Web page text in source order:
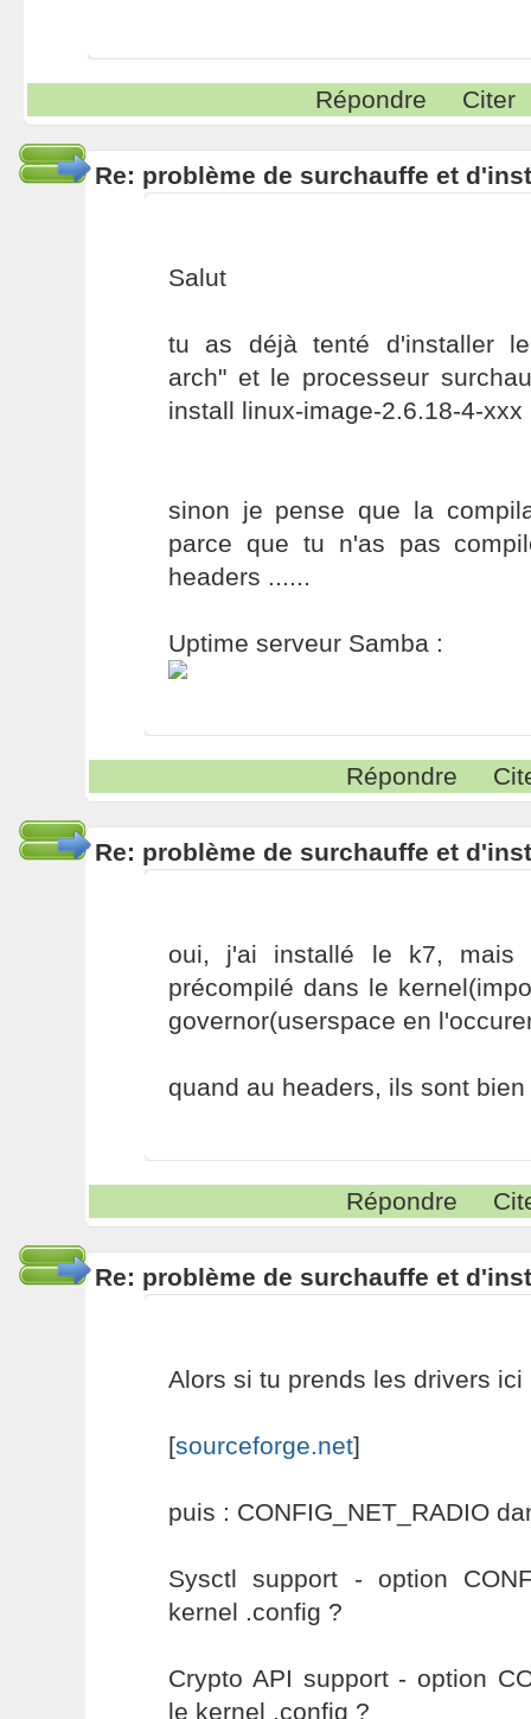
Répondre Citer
Re: problème de surchauffe et
Salut
tu as déjà tenté d'installer
arch" et le processeur
install linux-image-2.6.18-4-xxx
sinon je pense que la
parce que tu n'as pas
headers ......
Uptime serveur Samba :
Répondre
Re: problème de surchauffe et
oui, j'ai installé le k7, mais
précompilé dans le
governor(userspace en
quand au headers, ils sont
Répondre
Re: problème de surchauffe et
Alors si tu prends les drivers ici
[sourceforge.net]
puis : CONFIG_NET_RADIO
Sysctl support - option
kernel .config ?
Crypto API support - option
le kernel .config ?